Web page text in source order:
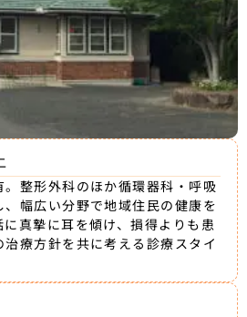
整形外科のほか循環器科・呼吸
幅広い分野で地域住民の健康を
真摯に耳を傾け、損得よりも患
療方針を共に考える診療スタイ